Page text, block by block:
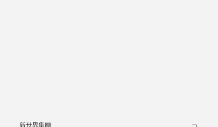
新世界集團